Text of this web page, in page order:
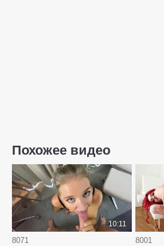
Похожее видео
8071
10:11
8001